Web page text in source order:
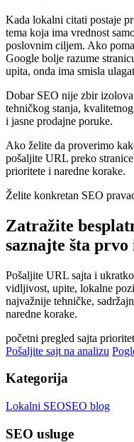
Kada lokalni citati postaje
tema koja ima vrednost
poslovnim ciljem. Ako
Google bolje razume
upita, onda ima smisla
Dobar SEO nije zbir
tehničkog stanja,
i jasne prodajne poruke.
Ako želite da proverimo
pošaljite URL preko stranice
prioritete i naredne korake.
Želite konkretan SEO
Zatražite
saznajte šta
Pošaljite URL sajta i
vidljivost, upite, lokalne
najvažnije tehničke,
naredne korake.
početni pregled sajta
Pošaljite sajt na analizu
Kategorija
Lokalni SEOSEO blog
SEO usluge